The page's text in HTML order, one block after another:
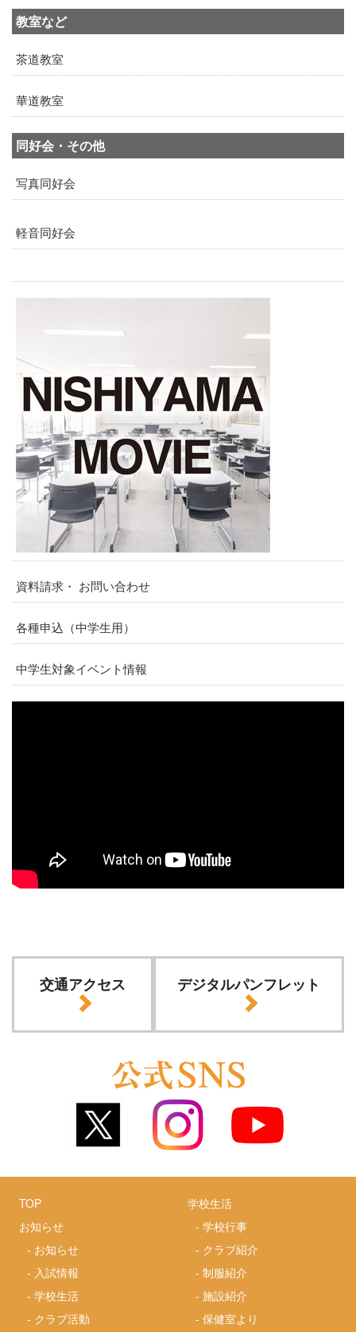
教室など
茶道教室
華道教室
同好会・その他
写真同好会
軽音同好会
資料請求・ お問い合わせ
各種申込（中学生用）
中学生対象イベント情報
交通アクセス デジタルパンフレット
TOP
お知らせ
- お知らせ
- 入試情報
-学校生活
- クラブ活動
学校生活
-学校行事
- クラブ紹介
-制服紹介
-施設紹介
-保健室より